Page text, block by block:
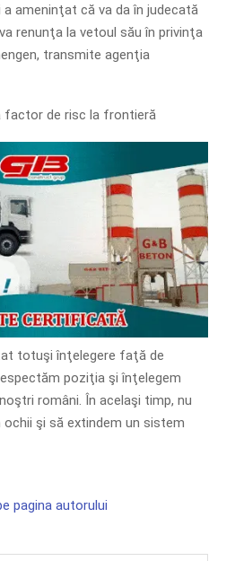
a ameninţat că va da în judecată
renunţa la vetoul său în privinţa
transmite agenţia
factor de risc la frontieră
totuşi înţelegere faţă de
poziţia şi înţelegem
români. În acelaşi timp, nu
şi să extindem un sistem
pagina autorului